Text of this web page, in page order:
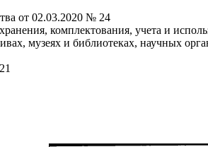
от 02.03.2020 № 24
комплектования, учета и
музеях и библиотеках, научных